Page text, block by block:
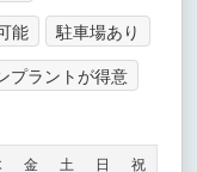
能
駐車場あり
プラントが得意
金 土 日 祝